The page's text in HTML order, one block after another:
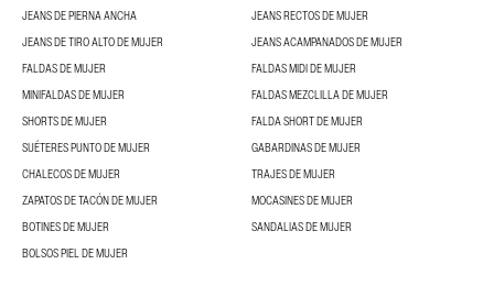
JEANS DE PIERNA ANCHA
JEANS RECTOS DE MUJER
JEANS DE TIRO ALTO DE MUJER
JEANS ACAMPANADOS DE MUJER
FALDAS DE MUJER
FALDAS MIDI DE MUJER
MINIFALDAS DE MUJER
FALDAS MEZCLILLA DE MUJER
SHORTS DE MUJER
FALDA SHORT DE MUJER
SUÉTERES PUNTO DE MUJER
GABARDINAS DE MUJER
CHALECOS DE MUJER
TRAJES DE MUJER
ZAPATOS DE TACÓN DE MUJER
MOCASINES DE MUJER
BOTINES DE MUJER
SANDALIAS DE MUJER
BOLSOS PIEL DE MUJER